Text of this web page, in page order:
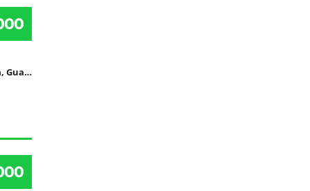
Guatemala, Guatemala, Guatemala